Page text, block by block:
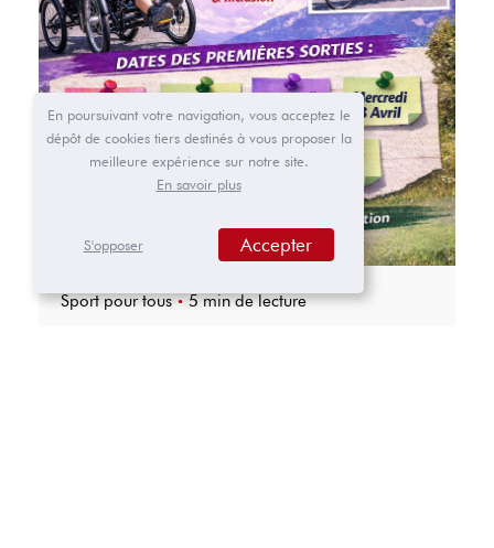
En poursuivant votre navigation, vous acceptez le
dépôt de cookies tiers destinés à vous proposer la
meilleure expérience sur notre site.
En savoir plus
S'opposer Accepter
Sport pour tous 5 min de lecture